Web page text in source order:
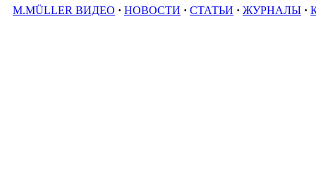
M.MÜLLER ВИДЕО · НОВОСТИ · СТАТЬИ · ЖУРНАЛЫ ·